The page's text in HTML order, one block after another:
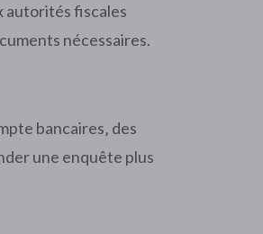
autorités fiscales
nécessaires.
bancaires‚ des
une enquête plus